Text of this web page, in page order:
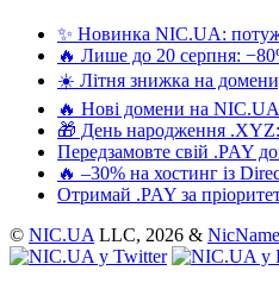
✨ Новинка NIC.UA:
🔥 Лише до 20 серпня:
☀️ Літня знижка на
🔥 Нові домени на
🎁 День народження
Передзамовте свій .PAY
🔥 –30% на хостинг із
Отримай .PAY за
© NIC.UA LLC, 2026 &